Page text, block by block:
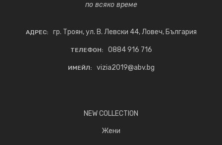
по всяко време
АДРЕС: гр. Троян, ул. В. Левски 44, Ловеч, България
ТЕЛЕФОН: 0884 916 716
ИМЕЙЛ: vizia2019@abv.bg
NEW COLLECTION
Жени